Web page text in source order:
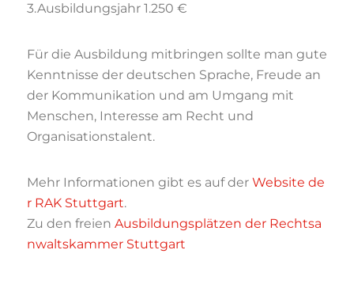
3.Ausbildungsjahr 1.250 €
Für die Ausbildung mitbringen sollte man gute
Kenntnisse der deutschen Sprache, Freude an
der Kommunikation und am Umgang mit
Menschen, Interesse am Recht und
Organisationstalent.
Mehr Informationen gibt es auf der Website de
r RAK Stuttgart.
Zu den freien Ausbildungsplätzen der Rechtsa
nwaltskammer Stuttgart